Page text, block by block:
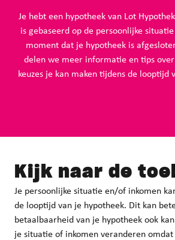
Je hebt een hypotheek van Lot
is gebaseerd op de persoonlijke
moment dat je hypotheek is
delen we meer informatie en tips
keuzes je kan maken tijdens de looptijd
Kijk naar de
Je persoonlijke situatie en/of inkomen
de looptijd van je hypotheek. Dit kan
betaalbaarheid van je hypotheek ook
je situatie of inkomen veranderen